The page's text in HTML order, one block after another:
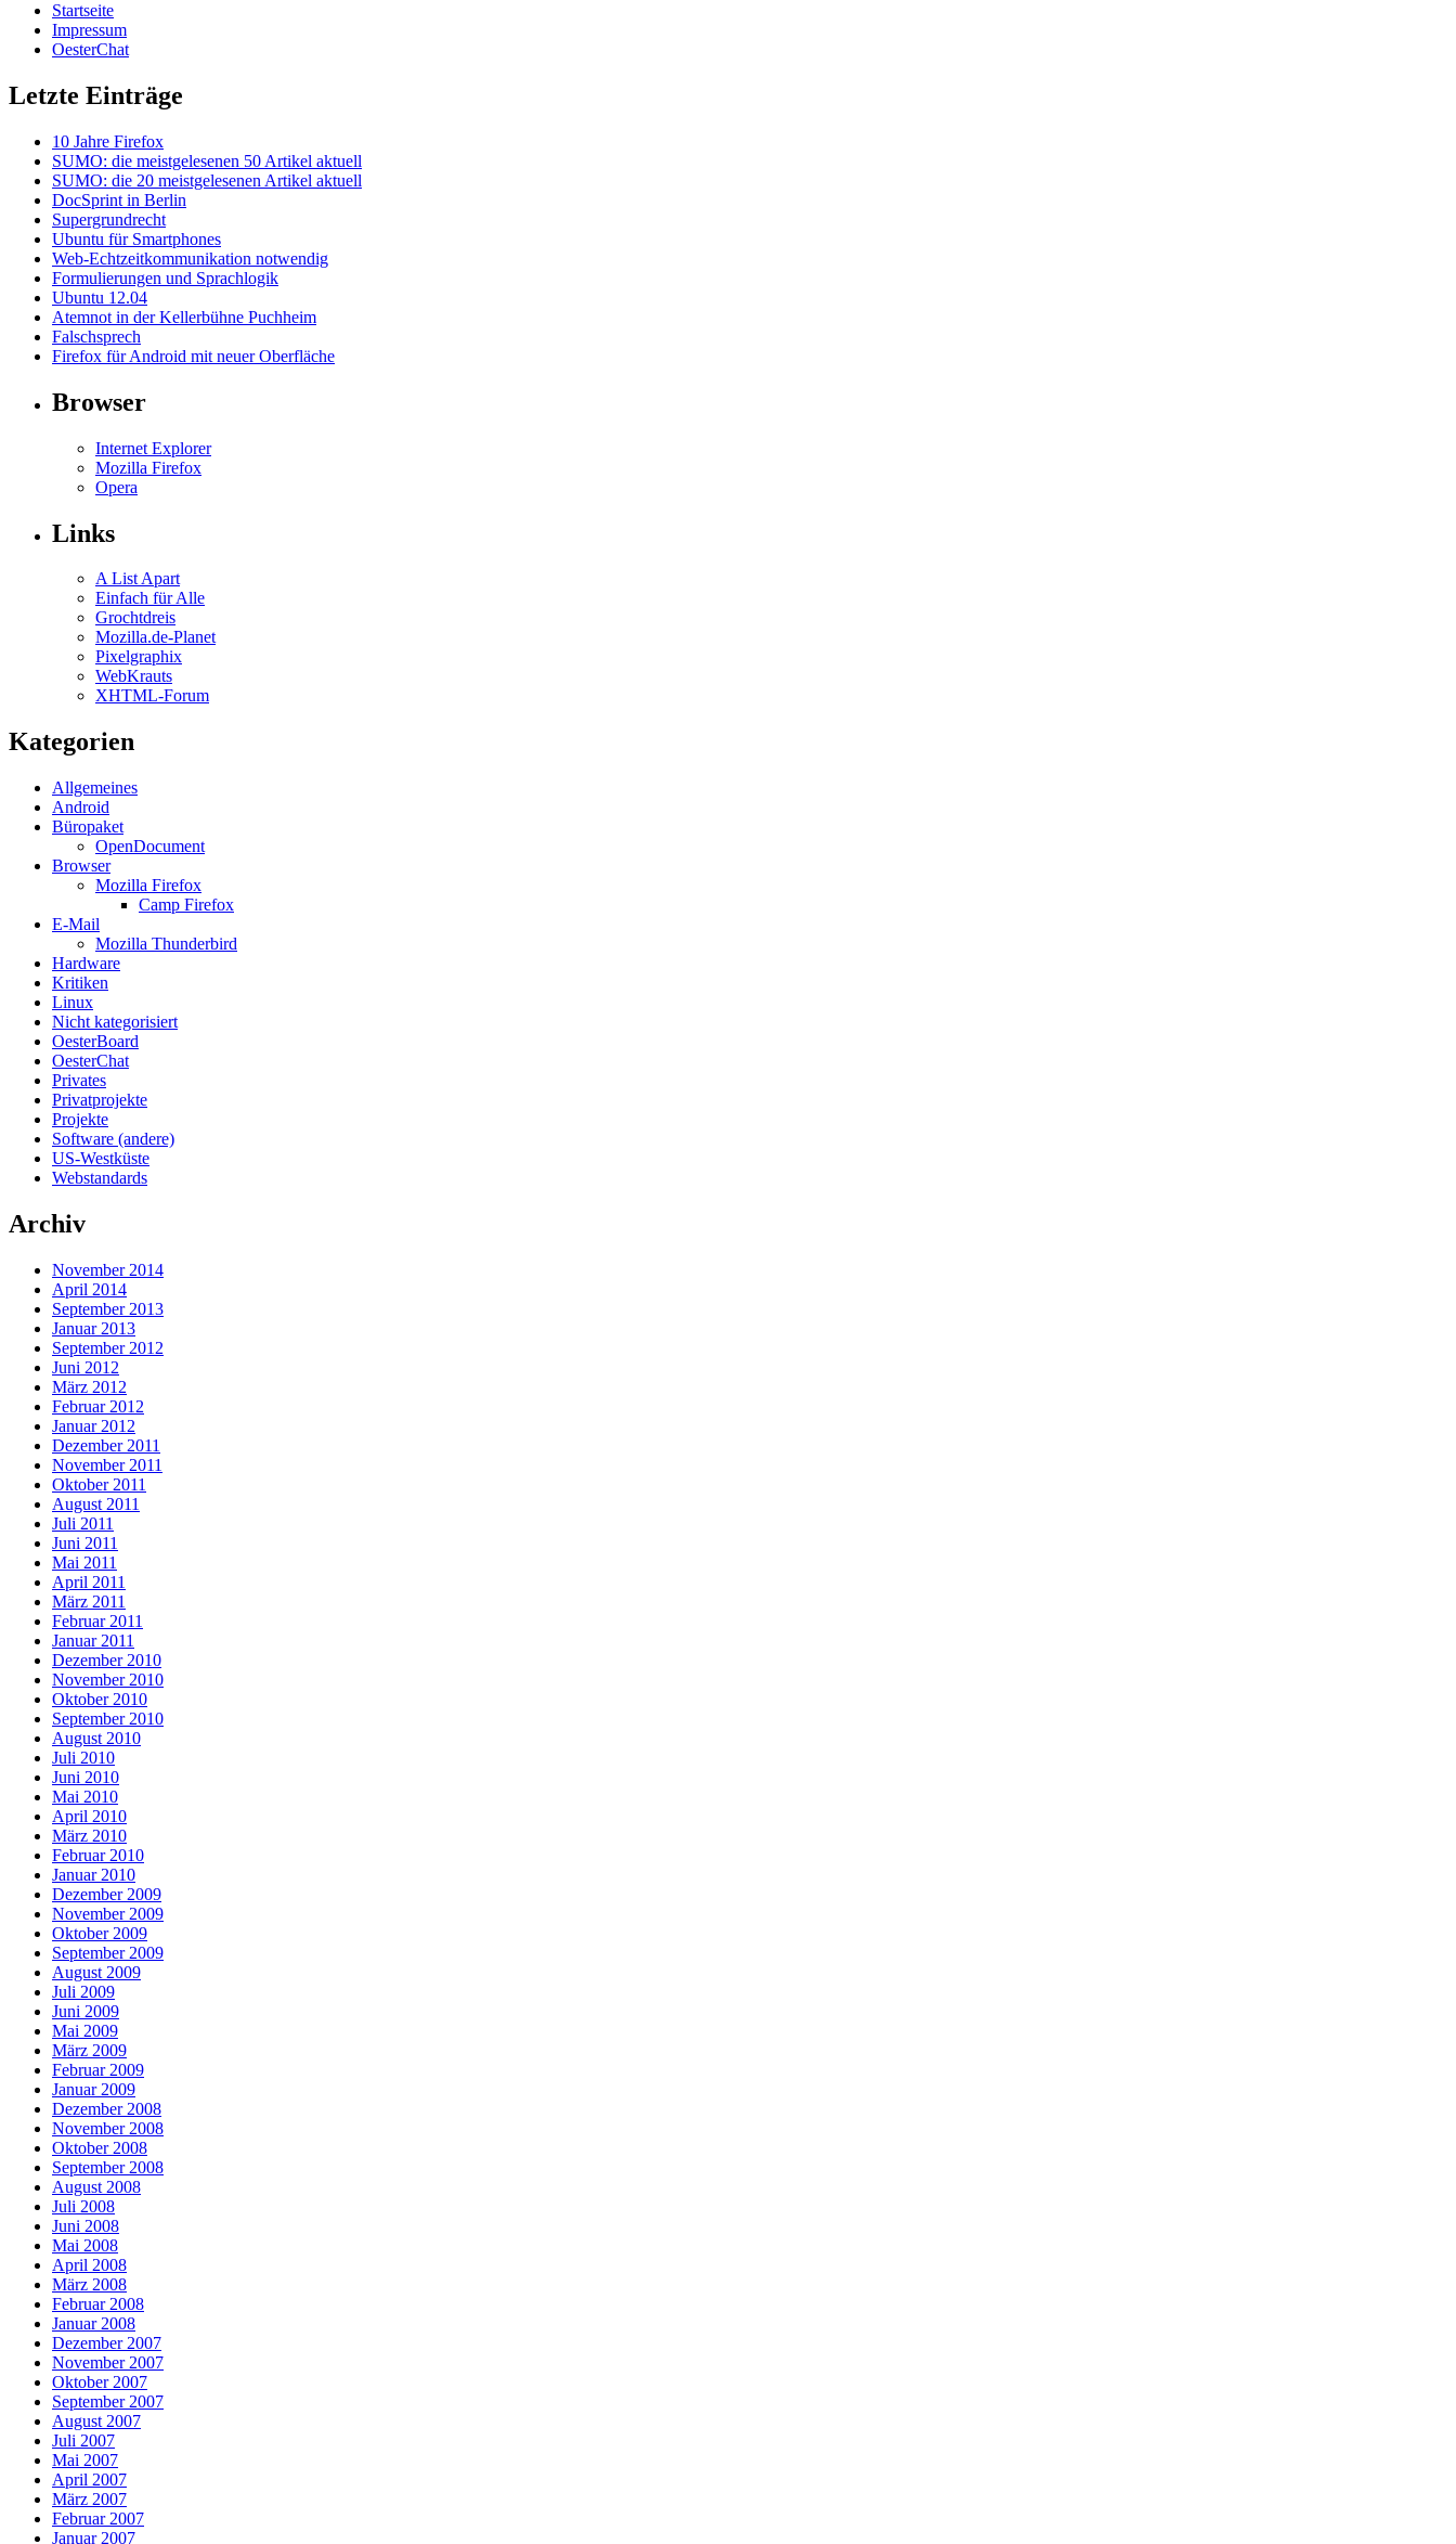
Startseite
Impressum
OesterChat
Letzte Einträge
10 Jahre Firefox
SUMO: die meistgelesenen 50 Artikel aktuell
SUMO: die 20 meistgelesenen Artikel aktuell
DocSprint in Berlin
Supergrundrecht
Ubuntu für Smartphones
Web-Echtzeitkommunikation notwendig
Formulierungen und Sprachlogik
Ubuntu 12.04
Atemnot in der Kellerbühne Puchheim
Falschsprech
Firefox für Android mit neuer Oberfläche
Browser
Internet Explorer
Mozilla Firefox
Opera
Links
A List Apart
Einfach für Alle
Grochtdreis
Mozilla.de-Planet
Pixelgraphix
WebKrauts
XHTML-Forum
Kategorien
Allgemeines
Android
Büropaket
OpenDocument
Browser
Mozilla Firefox
Camp Firefox
E-Mail
Mozilla Thunderbird
Hardware
Kritiken
Linux
Nicht kategorisiert
OesterBoard
OesterChat
Privates
Privatprojekte
Projekte
Software (andere)
US-Westküste
Webstandards
Archiv
November 2014
April 2014
September 2013
Januar 2013
September 2012
Juni 2012
März 2012
Februar 2012
Januar 2012
Dezember 2011
November 2011
Oktober 2011
August 2011
Juli 2011
Juni 2011
Mai 2011
April 2011
März 2011
Februar 2011
Januar 2011
Dezember 2010
November 2010
Oktober 2010
September 2010
August 2010
Juli 2010
Juni 2010
Mai 2010
April 2010
März 2010
Februar 2010
Januar 2010
Dezember 2009
November 2009
Oktober 2009
September 2009
August 2009
Juli 2009
Juni 2009
Mai 2009
März 2009
Februar 2009
Januar 2009
Dezember 2008
November 2008
Oktober 2008
September 2008
August 2008
Juli 2008
Juni 2008
Mai 2008
April 2008
März 2008
Februar 2008
Januar 2008
Dezember 2007
November 2007
Oktober 2007
September 2007
August 2007
Juli 2007
Mai 2007
April 2007
März 2007
Februar 2007
Januar 2007